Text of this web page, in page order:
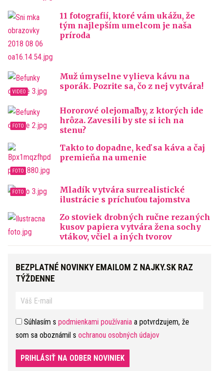
11 fotografií, ktoré vám ukážu, že
tým najlepším umelcom je naša
príroda
Muž úmyselne vylieva kávu na
sporák. Pozrite sa, čo z nej vytvára!
Hororové olejomaľby, z ktorých ide
hrôza. Zavesili by ste si ich na
stenu?
Takto to dopadne, keď sa káva a čaj
premieňa na umenie
Mladík vytvára surrealistické
ilustrácie s príchuťou tajomstva
Zo stoviek drobných ručne rezaných
kusov papiera vytvára žena sochy
vtákov, včiel a iných tvorov
BEZPLATNÉ NOVINKY EMAILOM Z NAJKY.SK RAZ
TÝŽDENNE
Súhlasím s podmienkami používania a potvrdzujem, že
som sa oboznámil s ochranou osobných údajov
PRIHLÁSIŤ NA ODBER NOVINIEK